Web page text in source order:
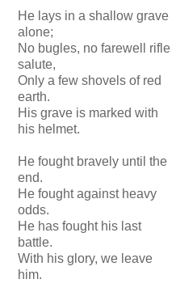
He lays in a shallow grave
alone;
No bugles, no farewell rifle
salute,
Only a few shovels of red
earth.
His grave is marked with
his helmet.
He fought bravely until the
end.
He fought against heavy
odds.
He has fought his last
battle.
With his glory, we leave
him.